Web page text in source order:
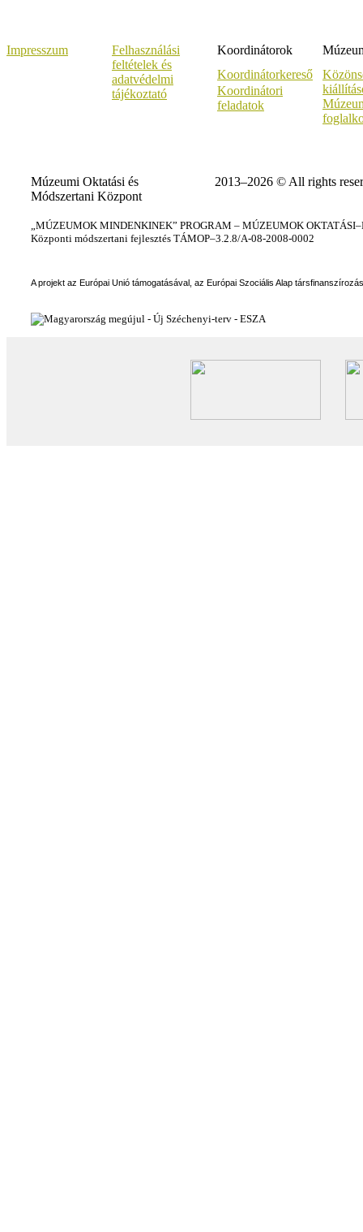
Impresszum
Felhasználási
feltételek és
adatvédelmi
tájékoztató
Koordinátorok
Koordinátorkereső
Koordinátori
feladatok
Múzeumi Oktatási és
Módszertani Központ
2013–2026 © All rights
„MÚZEUMOK MINDENKINEK” PROGRAM – MÚZEUMOK
Központi módszertani fejlesztés TÁMOP–3.2.8/A-08-2008-0002
A projekt az Európai Unió támogatásával, az Európai Szociális Alap